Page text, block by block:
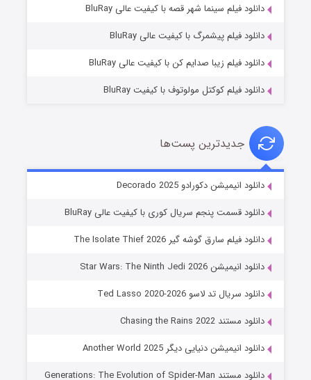
خاندان اژدها فصل ۳
جادوگری در مغولستان
دانلود فیلم سینما شهر قصه با کیفیت عالی BluRay
دانلود فیلم پیشمرگ با کیفیت عالی BluRay
دانلود فیلم زیبا صدایم کن با کیفیت عالی BluRay
دانلود فیلم کوکتل مولوتوف با کیفیت BluRay
جدیدترین پست‌ها
دانلود انیمیشن دکورادو Decorado 2025
دانلود قسمت پنجم سریال کوری با کیفیت عالی BluRay
دانلود فیلم سارق گوشه گیر The Isolate Thief 2026
دانلود انیمیشن Star Wars: The Ninth Jedi 2026
دانلود سریال تد لاسو Ted Lasso 2020-2026
دانلود مستند Chasing the Rains 2022
دانلود انیمیشن دنیایی دیگر Another World 2025
دانلود مستند Generations: The Evolution of Spider-Man